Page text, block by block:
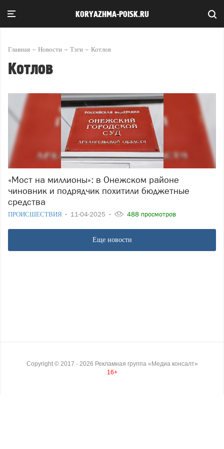
KORYAZHMA-POISK.RU
Главная Новости Тэги Котлов
Котлов
«Мост на миллионы»: в Онежском районе
чиновник и подрядчик похитили бюджетные
средства
ПРОИСШЕСТВИЯ 11-04-2025 488 просмотров
Еще новости
Copyright © 2017 - 2026 Рекламная группа «Медиа консалт»
16+